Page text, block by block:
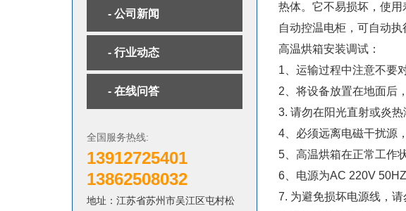
- 公司新闻
- 行业动态
- 在线问答
全国服务热线:
13912725401
13862508032
地址：江苏省苏州市吴江区屯村松
热体。它不易损坏，使
自动控温电柜，可自动
高温烘箱安装调试：
1、运输过程中注意不要
2、将设备放置在地面后
3. 请勿在阳光直射或炎热
4、必须远离电磁干扰源
5、高温烘箱在正常工作
6、电源为AC 220V
7. 为避免损坏电源线，请